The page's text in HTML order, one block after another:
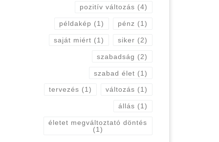
pozitív változás (4)
példakép (1) pénz (1)
saját miért (1) siker (2)
szabadság (2)
szabad élet (1)
tervezés (1) változás (1)
állás (1)
életet megváltoztató döntés
(1)